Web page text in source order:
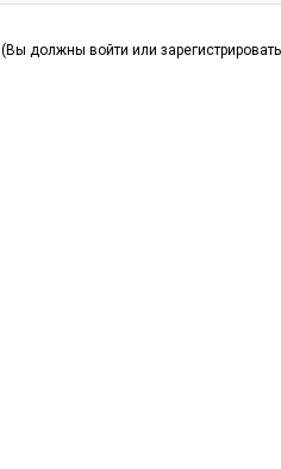
(Вы должны войти или